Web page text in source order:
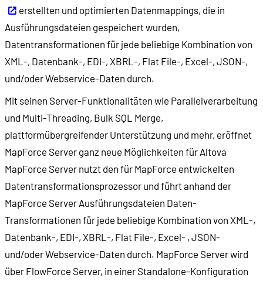
erstellten und optimierten Datenmappings, die in
Ausführungsdateien gespeichert wurden,
Datentransformationen für jede beliebige Kombination von
XML-, Datenbank-, EDI-, XBRL-, Flat File-, Excel-, JSON-,
und/oder Webservice-Daten durch.
Mit seinen Server-Funktionalitäten wie Parallelverarbeitung
und Multi-Threading, Bulk SQL Merge,
plattformübergreifender Unterstützung und mehr, eröffnet
MapForce Server ganz neue Möglichkeiten für Altova
MapForce Server nutzt den für MapForce entwickelten
Datentransformationsprozessor und führt anhand der
MapForce Server Ausführungsdateien Daten-
Transformationen für jede beliebige Kombination von XML-,
Datenbank-, EDI-, XBRL-, Flat File-, Excel- , JSON-
und/oder Webservice-Daten durch. MapForce Server wird
über FlowForce Server, in einer Standalone-Konfiguration